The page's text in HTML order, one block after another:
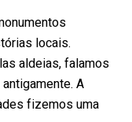
locais.
aldeias, falamos
A
fizemos uma